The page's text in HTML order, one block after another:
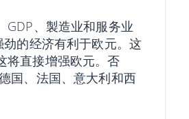
GDP、製造业和服务业
的经济有利于欧元。这
将直接增强欧元。否
国、法国、意大利和西